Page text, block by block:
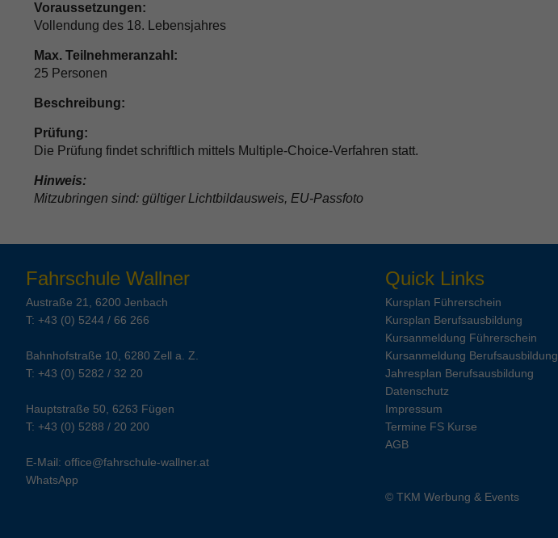
Voraussetzungen:
Vollendung des 18. Lebensjahres
Max. Teilnehmeranzahl:
25 Personen
Beschreibung:
Prüfung:
Die Prüfung findet schriftlich mittels Multiple-Choice-Verfahren statt.
Hinweis:
Mitzubringen sind: gültiger Lichtbildausweis, EU-Passfoto
Fahrschule Wallner
Austraße 21, 6200 Jenbach
T: +43 (0) 5244 / 66 266
Bahnhofstraße 10, 6280 Zell a. Z.
T: +43 (0) 5282 / 32 20
Hauptstraße 50, 6263 Fügen
T: +43 (0) 5288 / 20 200
E-Mail: office@fahrschule-wallner.at
WhatsApp
Quick Links
Kursplan Führerschein
Kursplan Berufsausbildung
Kursanmeldung Führerschein
Kursanmeldung Berufsausbildung
Jahresplan Berufsausbildung
Datenschutz
Impressum
Termine FS Kurse
AGB
© TKM Werbung & Events